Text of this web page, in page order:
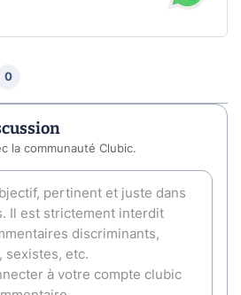
0
la communauté Clubic.